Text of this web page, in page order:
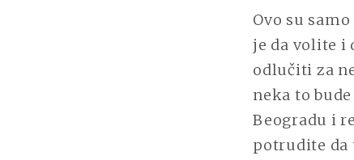
Ovo su
je da volite i
odlučiti za
neka to
Beogradu i
potrudite da